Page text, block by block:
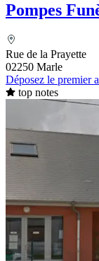
Pompes
Rue de la Prayette
02250 Marle
Déposez le premier
top notes